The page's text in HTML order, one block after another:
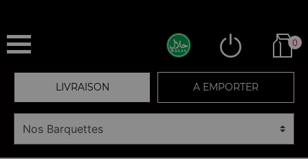
0
LIVRAISON A EMPORTER